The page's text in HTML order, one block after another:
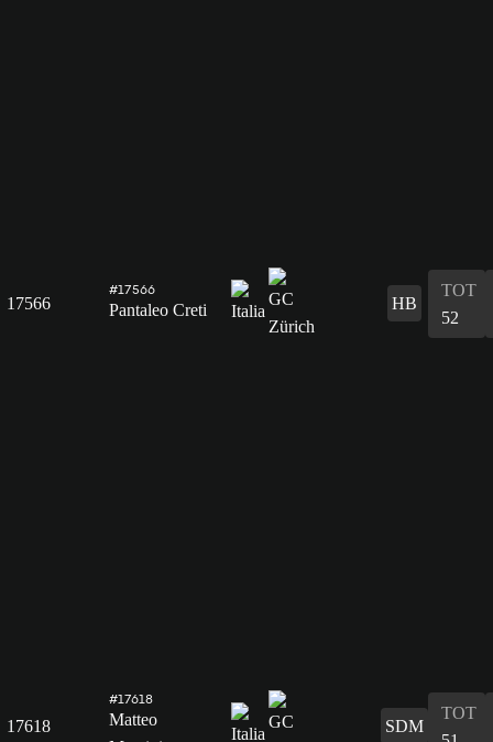
17566
#17566
Pantaleo Creti HB
TOT
52
17618
#17618
Matteo
SDM
TOT